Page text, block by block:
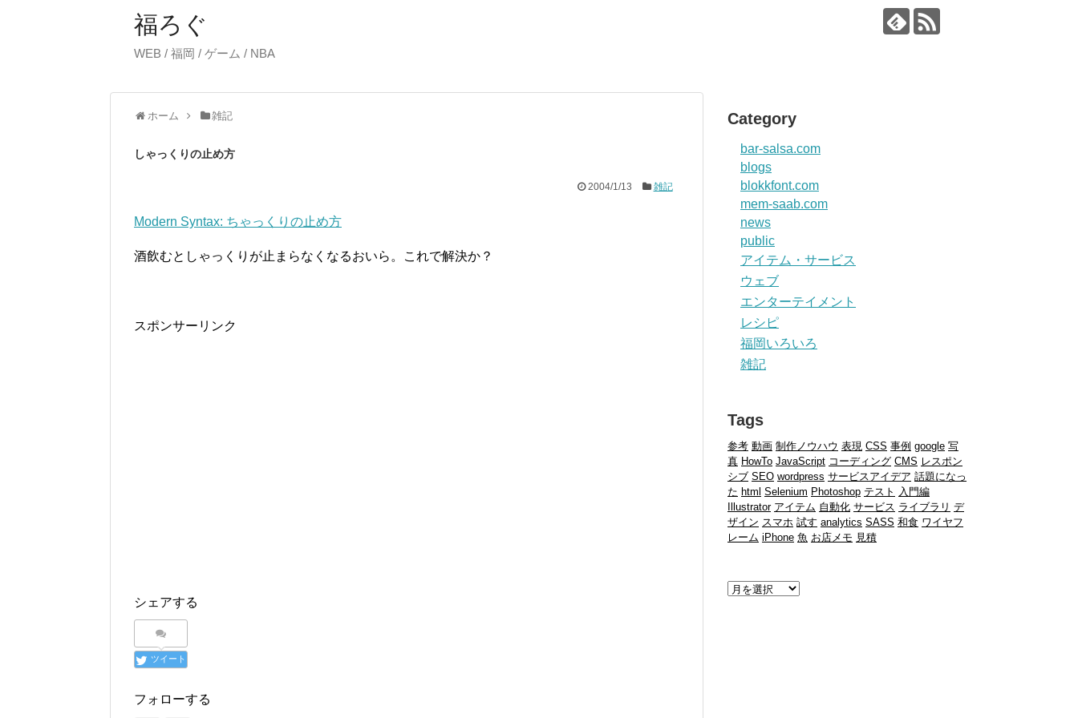
福ろぐ
WEB / 福岡 / ゲーム / NBA
ホーム 雑記
しゃっくりの止め方
2004/1/13 雑記
Modern Syntax: ちゃっくりの止め方
酒飲むとしゃっくりが止まらなくなるおいら。これで解決か？
スポンサーリンク
シェアする
ツイート
フォローする
Category
bar-salsa.com
blogs
blokkfont.com
mem-saab.com
news
public
アイテム・サービス
ウェブ
エンターテイメント
レシピ
福岡いろいろ
雑記
Tags
参考 動画 制作ノウハウ 表現 CSS 事例 google 写
真 HowTo JavaScript コーディング CMS レスポン
シブ SEO wordpress サービスアイデア 話題になっ
た html Selenium Photoshop テスト 入門編
Illustrator アイテム 自動化 サービス ライブラリ デ
ザイン スマホ 試す analytics SASS 和食 ワイヤフ
レーム iPhone 魚 お店メモ 見積